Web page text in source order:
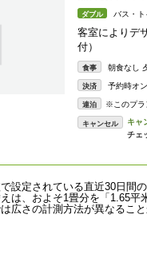
ダブル バス・
客室によりデ
付）
食事 朝食なし
決済 予約時オ
連泊 ※このプラ
キャンセル
設定されている直近30日間
は、およそ1畳分を「1.65平
広さの計測方法が異なるこ